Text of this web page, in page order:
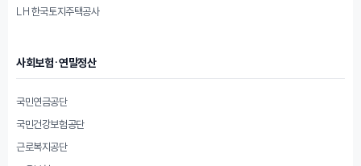
LH 한국토지주택공사
사회보험·연말정산
국민연금공단
국민건강보험공단
근로복지공단